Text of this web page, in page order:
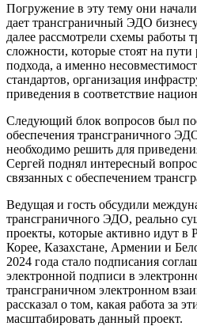
Погружение в эту тему они
дает трансграничный ЭДО
далее рассмотрели схемы работы
сложности, которые стоят на пути
подхода, а именно
стандартов, организация
приведения в соответствие
Следующий блок вопросов был
обеспечения трансграничного
необходимо решить для
Сергей поднял интересный
связанных с обеспечением
Ведущая и гость обсудили
трансграничного ЭДО, реально
проекты, которые активно идут в
Корее, Казахстане, Армении и
2024 года стало подписания
электронной подписи в
трансграничном электронном
рассказал о том, какая работа за
масштабировать данный проект.